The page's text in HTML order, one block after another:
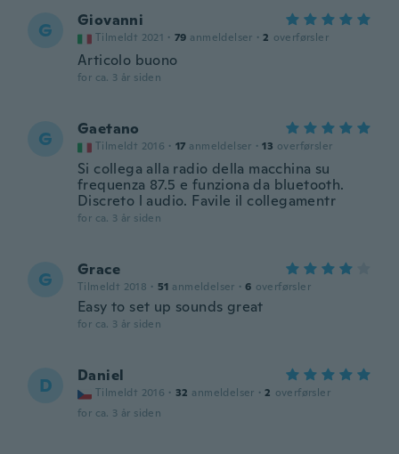
G Giovanni
Tilmeldt 2021 · 79 anmeldelser · 2 overførsler
Articolo buono
for ca. 3 år siden
G Gaetano
Tilmeldt 2016 · 17 anmeldelser · 13 overførsler
Si collega alla radio della macchina su
frequenza 87.5 e funziona da bluetooth.
Discreto l audio. Favile il collegamentr
for ca. 3 år siden
G Grace
Tilmeldt 2018 · 51 anmeldelser · 6 overførsler
Easy to set up sounds great
for ca. 3 år siden
D Daniel
Tilmeldt 2016 · 32 anmeldelser · 2 overførsler
for ca. 3 år siden